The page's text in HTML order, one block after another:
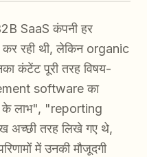
SaaS कंपनी हर
रही थी, लेकिन organic
कंटेंट पूरी तरह विषय-
software का
लाभ", "reporting
तरह लिखे गए थे,
में उनकी मौजूदगी